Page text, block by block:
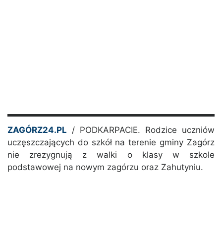
ZAGÓRZ24.PL / PODKARPACIE. Rodzice uczniów
uczęszczających do szkół na terenie gminy Zagórz
nie zrezygnują z walki o klasy w szkole
podstawowej na nowym zagórzu oraz Zahutyniu.